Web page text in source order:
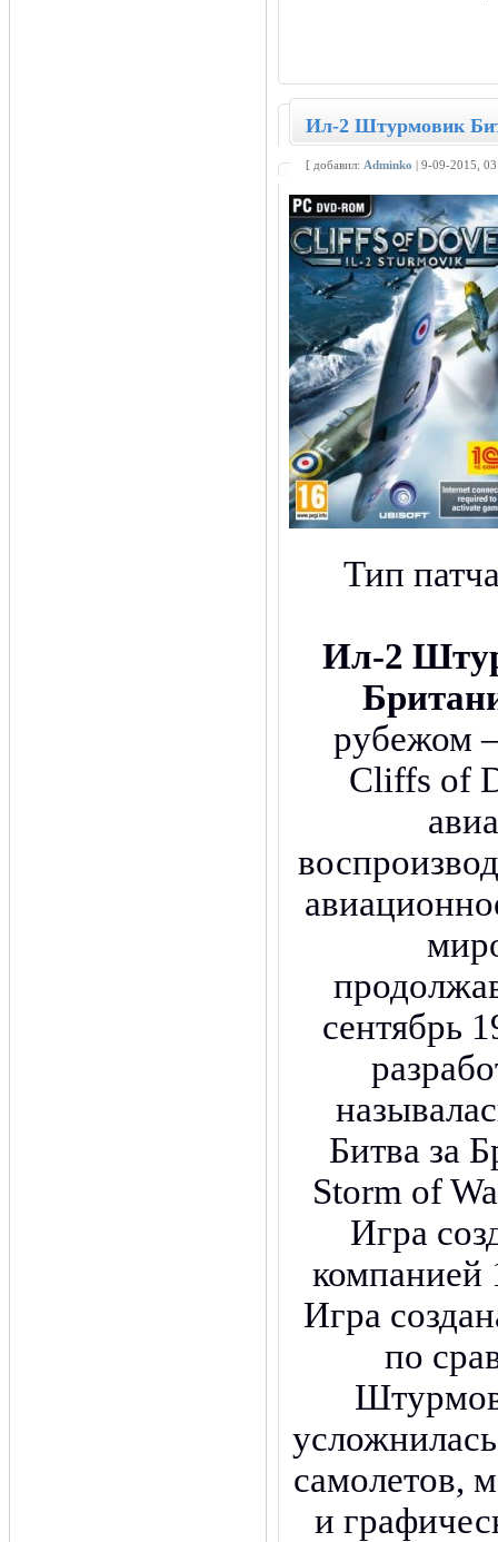
Ил-2 Штурмовик
[ добавил: Adminko | 9-09-2015,
Тип
Ил-2
рубежом
Cliffs of
сентябрь
Битва за
Storm of
Игра
компанией
Игра
по
самолетов,
и